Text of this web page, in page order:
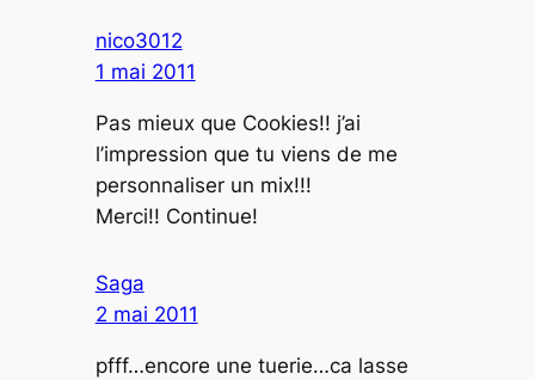
nico3012
1 mai 2011
Pas mieux que Cookies!! j’ai
l’impression que tu viens de me
personnaliser un mix!!!
Merci!! Continue!
Saga
2 mai 2011
pfff…encore une tuerie…ca lasse